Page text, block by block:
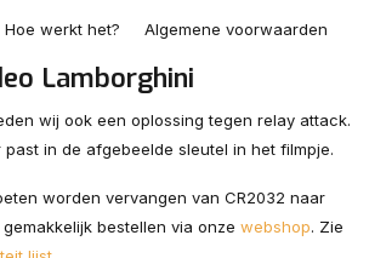
Hoe werkt het? Algemene voorwaarden
Lamborghini
wij ook een oplossing tegen relay attack.
in de afgebeelde sleutel in het filmpje.
worden vervangen van CR2032 naar
bestellen via onze webshop. Zie